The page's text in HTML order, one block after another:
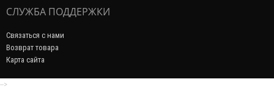
СЛУЖБА ПОДДЕРЖКИ
Связаться с нами
Возврат товара
Карта сайта
-->